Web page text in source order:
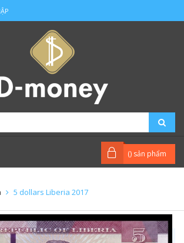
() sản phẩm
5 dollars Liberia 2017